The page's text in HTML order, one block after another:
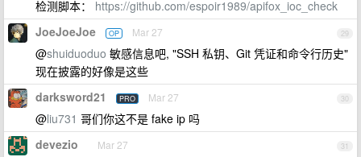
检测脚本： https://github.com/espoir1989/apifox_ioc_check
29
JoeJoeJoe OP Mar 27
@shuiduoduo 敏感信息吧, "SSH 私钥、Git 凭证和命令行历史"
现在披露的好像是这些
30
darksword21 PRO Mar 27
@liu731 哥们你这不是 fake ip 吗
31
devezio Mar 27